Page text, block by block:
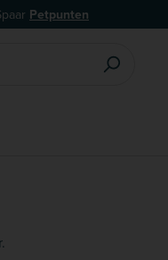
Petpunten